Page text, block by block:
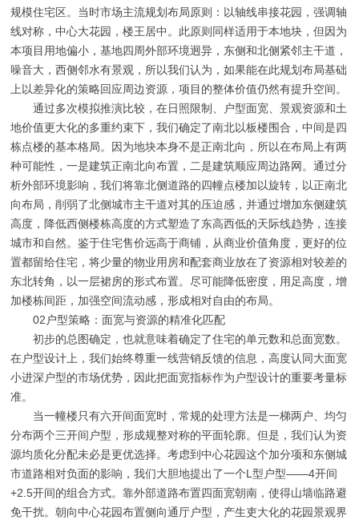
规模住宅区。当时市场主流规划布局原则：以轴线串接花园，强调轴
线对称，中心大花园，楼王居中。此原则同样适用于本地块，但因为
本项目用地偏小，基地四周外部环境迥异，东侧和北侧紧邻主干道，
噪音大，西侧邻水有景观，所以我们认为，如果能在此规划布局基础
上以差异化的策略回应周边资源，项目的整体价值仍然有提升空间。
通过多次模拟推演比较，在日照限制、户型面宽、景观资源和土
地价值更大化的多重约束下，我们确定了南北以板楼围合，中间是四
栋点楼的基本格局。因为地块本身不是正南北向，所以在布局上有两
种可能性，一是建筑正南北向布置，二是建筑顺应周边路网。通过分
析外部环境影响，我们将靠北侧道路的四幢点楼加以旋转，以正南北
向布局，削弱了北侧城市主干道对其的压迫感，并通过增加东侧建筑
高度，降低西侧楼栋高度的方式塑造了东高西低的天际线趋势，连接
城市和自然。鉴于住宅售价远高于商铺，从商业价值角度，更好的位
置都留给住宅，将少量的物业用房和配套商业放在了资源相对较差的
东北转角，以一层裙房的形式布置。尽可能降低密度，用足高度，增
加楼栋间距，加强空间流动感，形成相对自由的布局。
02户型策略：面宽与资源的精准化匹配
初步的总图确定，也就意味着确定了住宅的单元数和总面宽数。
在户型设计上，我们始终尊重一线营销反馈的信息，高度认同大面宽
小进深户型的市场优势，因此把面宽指标作为户型设计的重要考量标
准。
当一幢楼只有六开间面宽时，常规的处理方法是一梯两户、均匀
分布两个三开间户型，形成规整对称的平面轮廓。但是，我们认为资
源均质化分配未必是更优选择。考虑到中心花园这个加分项和东侧城
市道路相对负面的影响，我们大胆地提出了一个L型户型——4开间
+2.5开间的组合方式。靠外部道路布置四面宽朝南，使得山墙临路避
免干扰。朝向中心花园布置侧向通厅户型，产生吏大化的花园景观界